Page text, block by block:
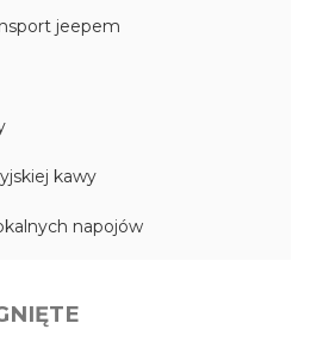
jeepem
kawy
napojów